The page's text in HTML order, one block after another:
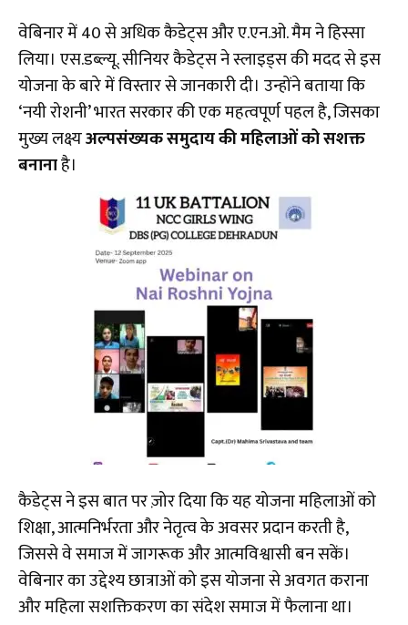
​वेबिनार में 40 से अधिक कैडेट्स और ए.एन.ओ. मैम ने हिस्सा
लिया। एस.डब्ल्यू. सीनियर कैडेट्स ने स्लाइड्स की मदद से इस
योजना के बारे में विस्तार से जानकारी दी। उन्होंने बताया कि
‘नयी रोशनी’ भारत सरकार की एक महत्वपूर्ण पहल है, जिसका
मुख्य लक्ष्यअल्पसंख्यक समुदाय की महिलाओं को सशक्त
बनानाहै।
​कैडेट्स ने इस बात पर ज़ोर दिया कि यह योजना महिलाओं को
शिक्षा, आत्मनिर्भरता और नेतृत्व के अवसर प्रदान करती है,
जिससे वे समाज में जागरूक और आत्मविश्वासी बन सकें।
वेबिनार का उद्देश्य छात्राओं को इस योजना से अवगत कराना
और महिला सशक्तिकरण का संदेश समाज में फैलाना था।